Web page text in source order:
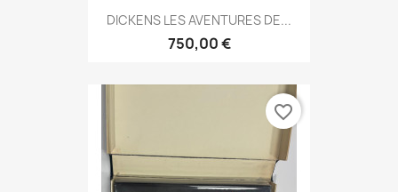
DICKENS LES AVENTURES DE...
750,00 €
favorite_border